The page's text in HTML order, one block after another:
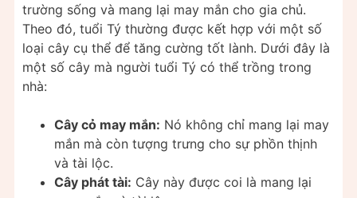
trường sống và mang lại may mắn cho gia chủ.
Theo đó, tuổi Tý thường được kết hợp với một số
loại cây cụ thể để tăng cường tốt lành. Dưới đây là
một số cây mà người tuổi Tý có thể trồng trong
nhà:
Cây cỏ may mắn: Nó không chỉ mang lại may
mắn mà còn tượng trưng cho sự phồn thịnh
và tài lộc.
Cây phát tài: Cây này được coi là mang lại